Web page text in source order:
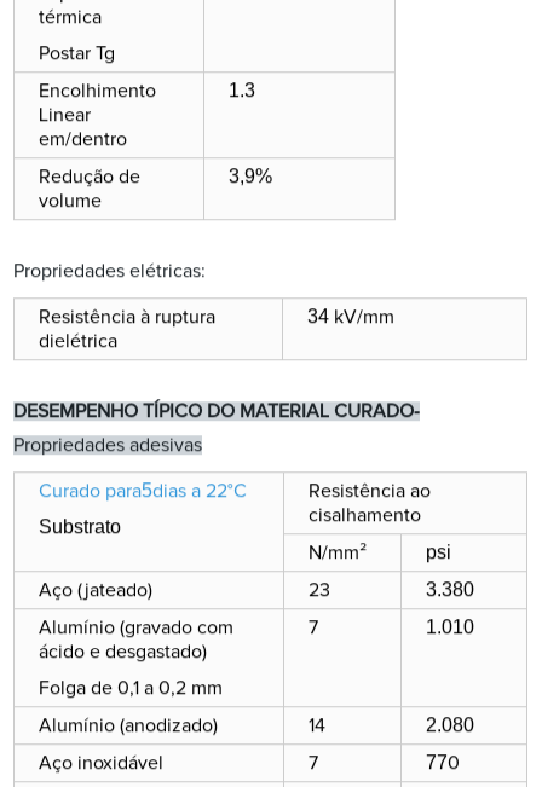
térmica
Postar Tg
Encolhimento
Linear
em/dentro
1.3
Redução de
volume
3,9%
Propriedades elétricas:
Resistência à ruptura
dielétrica
34 kV/mm
DESEMPENHO TÍPICO DO MATERIAL CURADO-
Propriedades adesivas
Curado para5dias a 22°C
Substrato
Resistência ao
cisalhamento
N/mm²
psi
Aço (jateado) 23 3.380
Alumínio (gravado com
ácido e desgastado)
Folga de 0,1 a 0,2 mm
7 1.010
Alumínio (anodizado) 14 2.080
Aço inoxidável 7 770